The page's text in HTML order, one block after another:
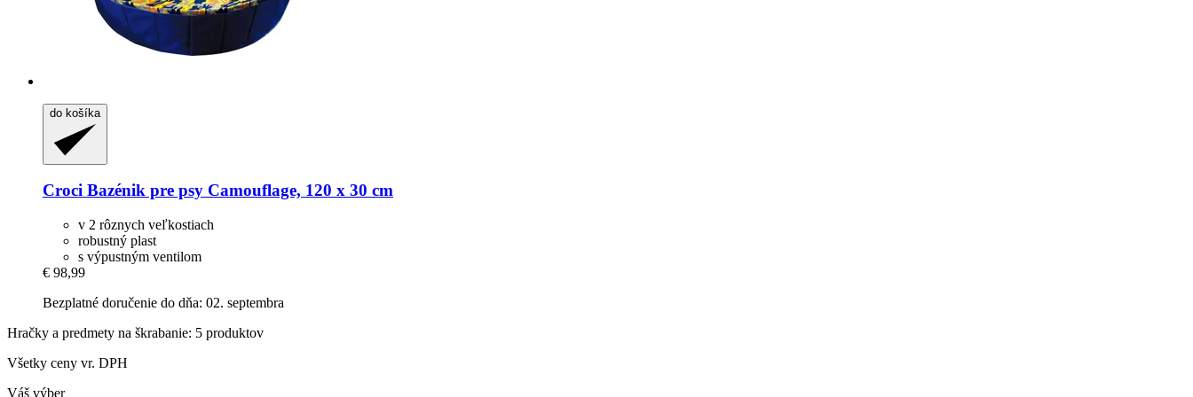
do košíka
Croci Bazénik pre psy Camouflage, 120 x 30 cm
v 2 rôznych veľkostiach
robustný plast
s výpustným ventilom
€ 98,99
Bezplatné doručenie do dňa: 02. septembra
Hračky a predmety na škrabanie: 5 produktov
Všetky ceny vr. DPH
Váš výber